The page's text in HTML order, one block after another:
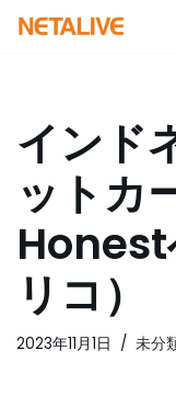
ン
へ
ス
キ
プ
インド
ットカ
Honest
リコ）
2023年11月1日 未分